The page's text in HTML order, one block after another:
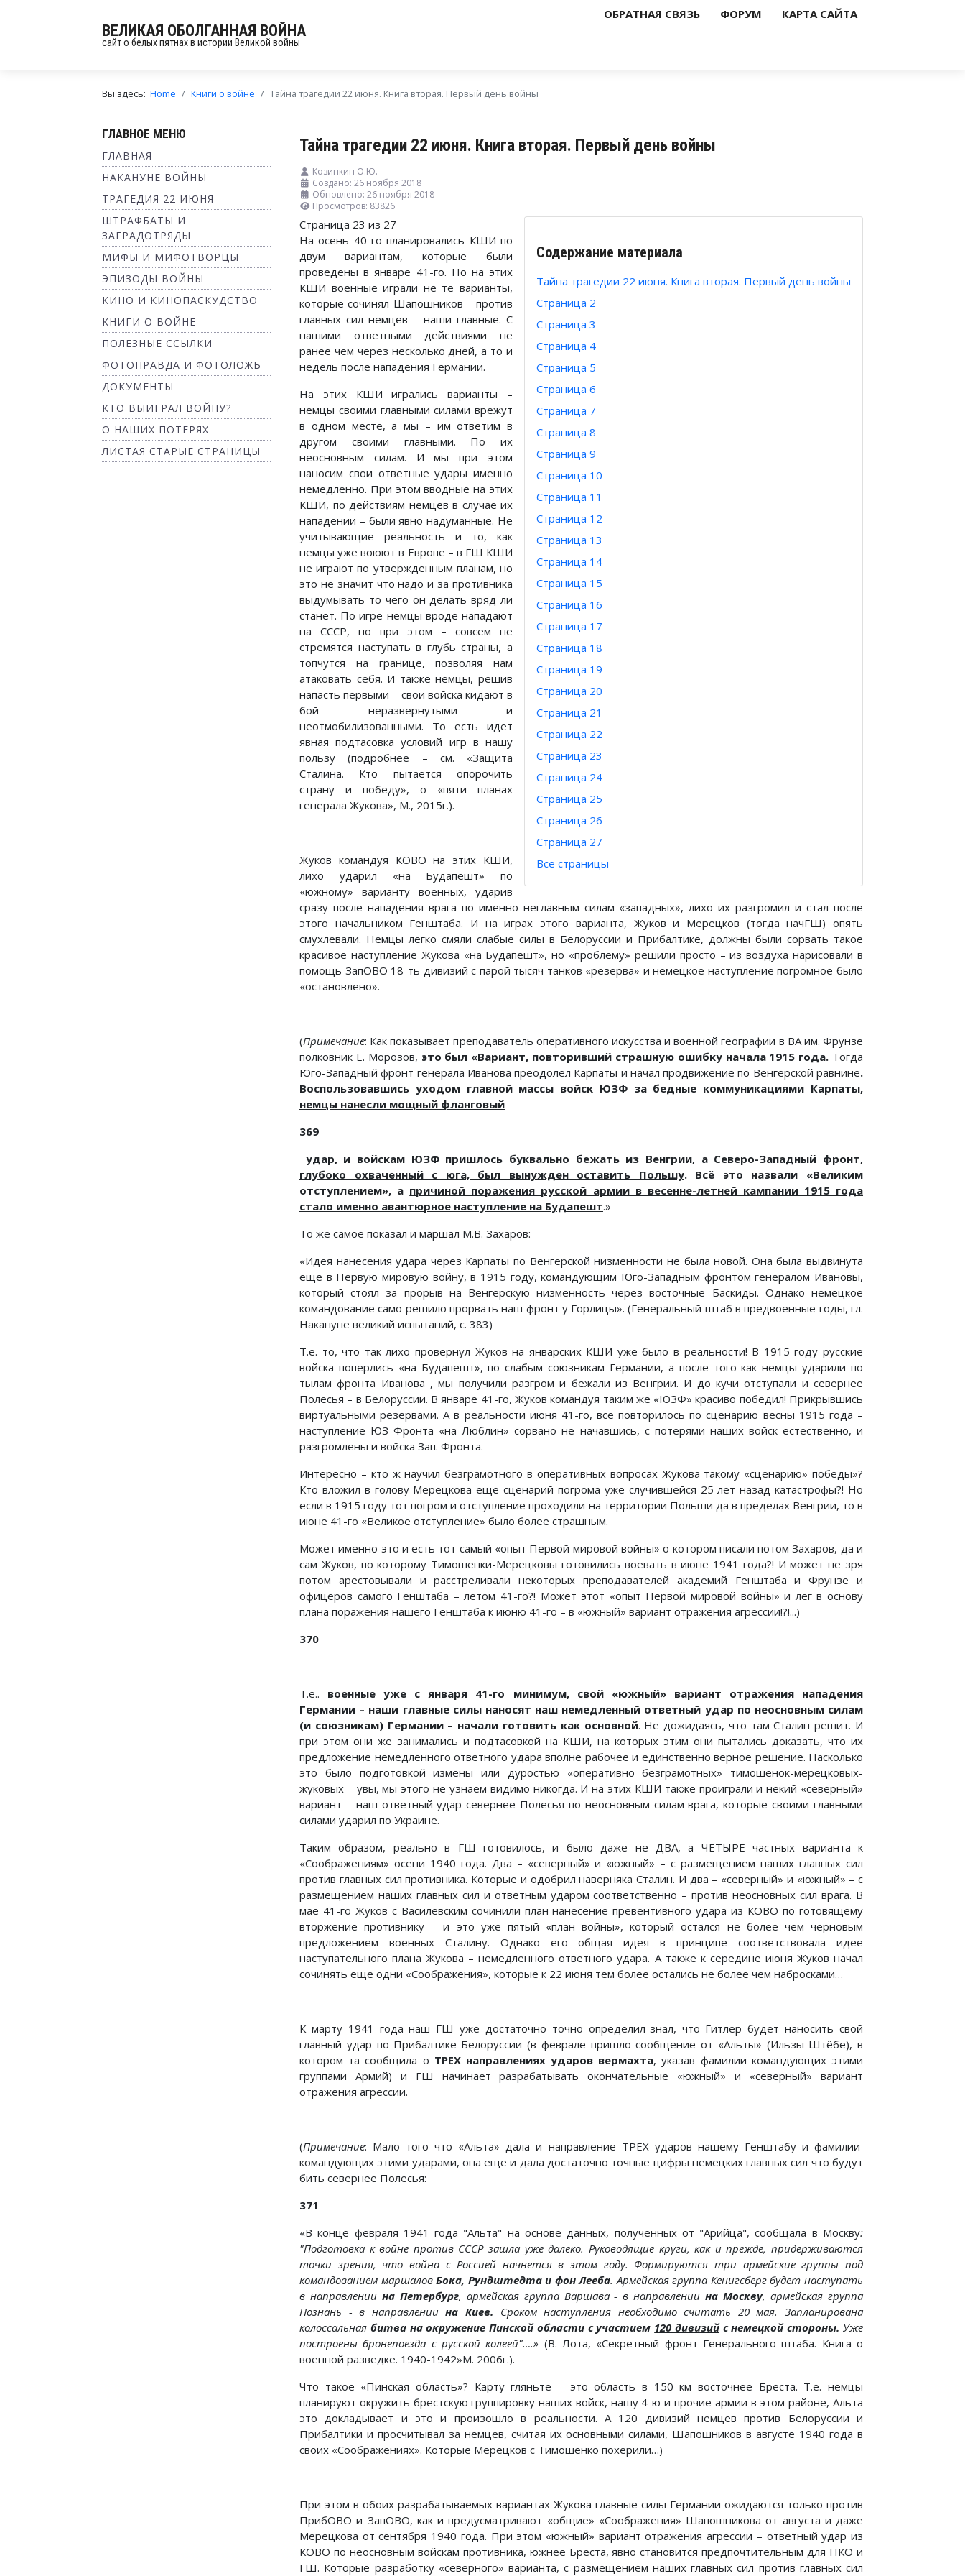
ВЕЛИКАЯ ОБОЛГАННАЯ ВОЙНА
сайт о белых пятнах в истории Великой войны
ОБРАТНАЯ СВЯЗЬ ФОРУМ КАРТА САЙТА
Вы здесь: Home Книги о войне Тайна трагедии 22 июня. Книга вторая. Первый день войны
ГЛАВНОЕ МЕНЮ
ГЛАВНАЯ
НАКАНУНЕ ВОЙНЫ
ТРАГЕДИЯ 22 ИЮНЯ
ШТРАФБАТЫ И
ЗАГРАДОТРЯДЫ
МИФЫ И МИФОТВОРЦЫ
ЭПИЗОДЫ ВОЙНЫ
КИНО И КИНОПАСКУДСТВО
КНИГИ О ВОЙНЕ
ПОЛЕЗНЫЕ ССЫЛКИ
ФОТОПРАВДА И ФОТОЛОЖЬ
ДОКУМЕНТЫ
КТО ВЫИГРАЛ ВОЙНУ?
О НАШИХ ПОТЕРЯХ
ЛИСТАЯ СТАРЫЕ СТРАНИЦЫ
Тайна трагедии 22 июня. Книга вторая. Первый день войны
Козинкин О.Ю.
Создано: 26 ноября 2018
Обновлено: 26 ноября 2018
Просмотров: 83826
Содержание материала
Тайна трагедии 22 июня. Книга вторая. Первый день войны
Страница 2
Страница 3
Страница 4
Страница 5
Страница 6
Страница 7
Страница 8
Страница 9
Страница 10
Страница 11
Страница 12
Страница 13
Страница 14
Страница 15
Страница 16
Страница 17
Страница 18
Страница 19
Страница 20
Страница 21
Страница 22
Страница 23
Страница 24
Страница 25
Страница 26
Страница 27
Все страницы
Страница 23 из 27
На осень 40-го планировались КШИ по
двум вариантам, которые были
проведены в январе 41-го. Но на этих
КШИ военные играли не те варианты,
которые сочинял Шапошников – против
главных сил немцев – наши главные. С
нашими ответными действиями не
ранее чем через несколько дней, а то и
недель после нападения Германии.
На этих КШИ игрались варианты –
немцы своими главными силами врежут
в одном месте, а мы – им ответим в
другом своими главными. По их
неосновным силам. И мы при этом
наносим свои ответные удары именно
немедленно. При этом вводные на этих
КШИ, по действиям немцев в случае их
нападении – были явно надуманные. Не
учитывающие реальность и то, как
немцы уже воюют в Европе – в ГШ КШИ
не играют по утвержденным планам, но
это не значит что надо и за противника
выдумывать то чего он делать вряд ли
станет. По игре немцы вроде нападают
на СССР, но при этом – совсем не
стремятся наступать в глубь страны, а
топчутся на границе, позволяя нам
атаковать себя. И также немцы, решив
напасть первыми – свои войска кидают в
бой неразвернутыми и
неотмобилизованными. То есть идет
явная подтасовка условий игр в нашу
пользу (подробнее – см. «Защита
Сталина. Кто пытается опорочить
страну и победу», о «пяти планах
генерала Жукова», М., 2015г.).
Жуков командуя КОВО на этих КШИ,
лихо ударил «на Будапешт» по
«южному» варианту военных, ударив
сразу после нападения врага по именно неглавным силам «западных», лихо их разгромил и стал после
этого начальником Генштаба. И на играх этого варианта, Жуков и Мерецков (тогда начГШ) опять
смухлевали. Немцы легко смяли слабые силы в Белоруссии и Прибалтике, должны были сорвать такое
красивое наступление Жукова «на Будапешт», но «проблему» решили просто – из воздуха нарисовали в
помощь ЗапОВО 18-ть дивизий с парой тысяч танков «резерва» и немецкое наступление погромное было
«остановлено».
(Примечание: Как показывает преподаватель оперативного искусства и военной географии в ВА им. Фрунзе
полковник Е. Морозов, это был «Вариант, повторивший страшную ошибку начала 1915 года. Тогда
Юго-Западный фронт генерала Иванова преодолел Карпаты и начал продвижение по Венгерской равнине.
Воспользовавшись уходом главной массы войск ЮЗФ за бедные коммуникациями Карпаты,
немцы нанесли мощный фланговый
369
удар, и войскам ЮЗФ пришлось буквально бежать из Венгрии, а Северо-Западный фронт,
глубоко охваченный с юга, был вынужден оставить Польшу. Всё это назвали «Великим
отступлением», а причиной поражения русской армии в весенне-летней кампании 1915 года
стало именно авантюрное наступление на Будапешт.»
То же самое показал и маршал М.В. Захаров:
«Идея нанесения удара через Карпаты по Венгерской низменности не была новой. Она была выдвинута
еще в Первую мировую войну, в 1915 году, командующим Юго-Западным фронтом генералом Ивановы,
который стоял за прорыв на Венгерскую низменность через восточные Баскиды. Однако немецкое
командование само решило прорвать наш фронт у Горлицы». (Генеральный штаб в предвоенные годы, гл.
Накануне великий испытаний, с. 383)
Т.е. то, что так лихо провернул Жуков на январских КШИ уже было в реальности! В 1915 году русские
войска поперлись «на Будапешт», по слабым союзникам Германии, а после того как немцы ударили по
тылам фронта Иванова , мы получили разгром и бежали из Венгрии. И до кучи отступали и севернее
Полесья – в Белоруссии. В январе 41-го, Жуков командуя таким же «ЮЗФ» красиво победил! Прикрывшись
виртуальными резервами. А в реальности июня 41-го, все повторилось по сценарию весны 1915 года –
наступление ЮЗ Фронта «на Люблин» сорвано не начавшись, с потерями наших войск естественно, и
разгромлены и войска Зап. Фронта.
Интересно – кто ж научил безграмотного в оперативных вопросах Жукова такому «сценарию» победы»?
Кто вложил в голову Мерецкова еще сценарий погрома уже случившейся 25 лет назад катастрофы?! Но
если в 1915 году тот погром и отступление проходили на территории Польши да в пределах Венгрии, то в
июне 41-го «Великое отступление» было более страшным.
Может именно это и есть тот самый «опыт Первой мировой войны» о котором писали потом Захаров, да и
сам Жуков, по которому Тимошенки-Мерецковы готовились воевать в июне 1941 года?! И может не зря
потом арестовывали и расстреливали некоторых преподавателей академий Генштаба и Фрунзе и
офицеров самого Генштаба – летом 41-го?! Может этот «опыт Первой мировой войны» и лег в основу
плана поражения нашего Генштаба к июню 41-го – в «южный» вариант отражения агрессии!?!...)
370
Т.е.. военные уже с января 41-го минимум, свой «южный» вариант отражения нападения
Германии – наши главные силы наносят наш немедленный ответный удар по неосновным силам
(и союзникам) Германии – начали готовить как основной. Не дожидаясь, что там Сталин решит. И
при этом они же занимались и подтасовкой на КШИ, на которых этим они пытались доказать, что их
предложение немедленного ответного удара вполне рабочее и единственно верное решение. Насколько
это было подготовкой измены или дуростью «оперативно безграмотных» тимошенок-мерецковых-
жуковых – увы, мы этого не узнаем видимо никогда. И на этих КШИ также проиграли и некий «северный»
вариант – наш ответный удар севернее Полесья по неосновным силам врага, которые своими главными
силами ударил по Украине.
Таким образом, реально в ГШ готовилось, и было даже не ДВА, а ЧЕТЫРЕ частных варианта к
«Соображениям» осени 1940 года. Два – «северный» и «южный» – с размещением наших главных сил
против главных сил противника. Которые и одобрил наверняка Сталин. И два – «северный» и «южный» – с
размещением наших главных сил и ответным ударом соответственно – против неосновных сил врага. В
мае 41-го Жуков с Василевским сочинили план нанесение превентивного удара из КОВО по готовящему
вторжение противнику – и это уже пятый «план войны», который остался не более чем черновым
предложением военных Сталину. Однако его общая идея в принципе соответствовала идее
наступательного плана Жукова – немедленного ответного удара. А также к середине июня Жуков начал
сочинять еще одни «Соображения», которые к 22 июня тем более остались не более чем набросками…
К марту 1941 года наш ГШ уже достаточно точно определил-знал, что Гитлер будет наносить свой
главный удар по Прибалтике-Белоруссии (в феврале пришло сообщение от «Альты» (Ильзы Штёбе), в
котором та сообщила о ТРЕХ направлениях ударов вермахта, указав фамилии командующих этими
группами Армий) и ГШ начинает разрабатывать окончательные «южный» и «северный» вариант
отражения агрессии.
(Примечание: Мало того что «Альта» дала и направление ТРЕХ ударов нашему Генштабу и фамилии
командующих этими ударами, она еще и дала достаточно точные цифры немецких главных сил что будут
бить севернее Полесья:
371
«В конце февраля 1941 года "Альта" на основе данных, полученных от "Арийца", сообщала в Москву:
"Подготовка к войне против СССР зашла уже далеко. Руководящие круги, как и прежде, придерживаются
точки зрения, что война с Россией начнется в этом году. Формируются три армейские группы под
командованием маршаловБока, Рундштедта и фон Лееба. Армейская группа Кенигсберг будет наступать
в направлении на Петербург, армейская группа Варшава - в направлениина Москву, армейская группа
Познань - в направлениина Киев. Сроком наступления необходимо считать 20 мая. Запланирована
колоссальная битва на окружение Пинской области с участием 120 дивизийс немецкой стороны. Уже
построены бронепоезда с русской колеей"….» (В. Лота, «Секретный фронт Генерального штаба. Книга о
военной разведке. 1940-1942»М. 2006г.).
Что такое «Пинская область»? Карту гляньте – это область в 150 км восточнее Бреста. Т.е. немцы
планируют окружить брестскую группировку наших войск, нашу 4-ю и прочие армии в этом районе, Альта
это докладывает и это и произошло в реальности. А 120 дивизий немцев против Белоруссии и
Прибалтики и просчитывал за немцев, считая их основными силами, Шапошников в августе 1940 года в
своих «Соображениях». Которые Мерецков с Тимошенко похерили…)
При этом в обоих разрабатываемых вариантах Жукова главные силы Германии ожидаются только против
ПрибОВО и ЗапОВО, как и предусматривают «общие» «Соображения» Шапошникова от августа и даже
Мерецкова от сентября 1940 года. При этом «южный» вариант отражения агрессии – ответный удар из
КОВО по неосновным войскам противника, южнее Бреста, явно становится предпочтительным для НКО и
ГШ. Которые разработку «северного» варианта, с размещением наших главных сил против главных сил